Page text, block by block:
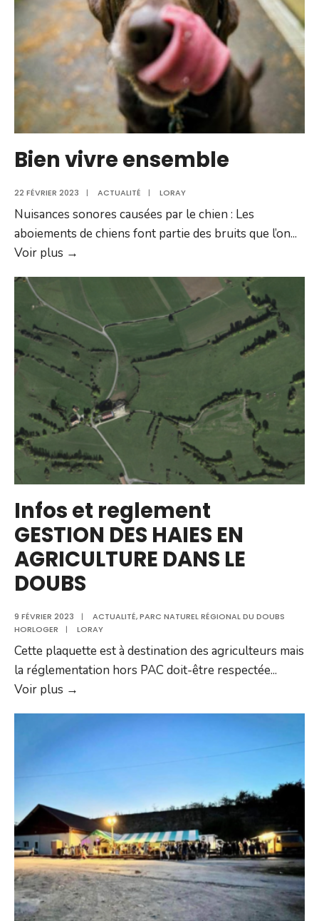
Bien vivre ensemble
22 FÉVRIER 2023 | ACTUALITÉ | LORAY
Nuisances sonores causées par le chien : Les
aboiements de chiens font partie des bruits que l’on...
Voir plus →
ensemble
Infos et reglement
GESTION DES HAIES EN
AGRICULTURE DANS LE
DOUBS
9 FÉVRIER 2023 | ACTUALITÉ,PARC NATUREL RÉGIONAL DU DOUBS
HORLOGER
| LORAY
Cette plaquette est à destination des agriculteurs mais
la réglementation hors PAC doit-être respectée...
Voir plus →
EN
AGRICULTURE
DANS
LE
DOUBS